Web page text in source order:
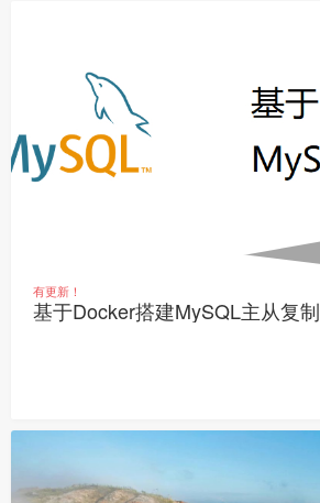
有更新！
基于Docker搭建MySQL主从复制